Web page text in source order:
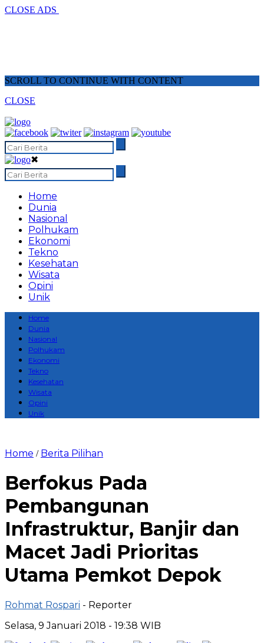
CLOSE ADS
SCROLL TO CONTINUE WITH CONTENT
CLOSE
✖
Home
Dunia
Nasional
Polhukam
Ekonomi
Tekno
Kesehatan
Wisata
Opini
Unik
Home
Dunia
Nasional
Polhukam
Ekonomi
Tekno
Kesehatan
Wisata
Opini
Unik
Home / Berita Pilihan
Berfokus Pada
Pembangunan
Infrastruktur, Banjir dan
Macet Jadi Prioritas
Utama Pemkot Depok
Rohmat Rospari - Reporter
Selasa, 9 Januari 2018 - 19:38 WIB